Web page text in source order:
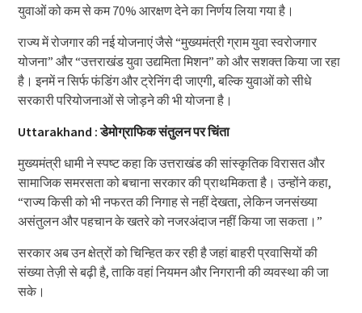
युवाओं को कम से कम 70% आरक्षण देने का निर्णय लिया गया है।
राज्य में रोजगार की नई योजनाएं जैसे “मुख्यमंत्री ग्राम युवा स्वरोजगार
योजना” और “उत्तराखंड युवा उद्यमिता मिशन” को और सशक्त किया जा रहा
है। इनमें न सिर्फ फंडिंग और ट्रेनिंग दी जाएगी, बल्कि युवाओं को सीधे
सरकारी परियोजनाओं से जोड़ने की भी योजना है।
Uttarakhand : डेमोग्राफिक संतुलन पर चिंता
मुख्यमंत्री धामी ने स्पष्ट कहा कि उत्तराखंड की सांस्कृतिक विरासत और
सामाजिक समरसता को बचाना सरकार की प्राथमिकता है। उन्होंने कहा,
“राज्य किसी को भी नफरत की निगाह से नहीं देखता, लेकिन जनसंख्या
असंतुलन और पहचान के खतरे को नजरअंदाज नहीं किया जा सकता।”
सरकार अब उन क्षेत्रों को चिन्हित कर रही है जहां बाहरी प्रवासियों की
संख्या तेज़ी से बढ़ी है, ताकि वहां नियमन और निगरानी की व्यवस्था की जा
सके।